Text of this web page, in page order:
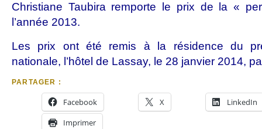
Christiane Taubira remporte le prix de la «
l’année 2013.
Les prix ont été remis à la résidence du
nationale, l’hôtel de Lassay, le 28 janvier 2014,
PARTAGER :
Facebook X
LinkedIn
Imprimer